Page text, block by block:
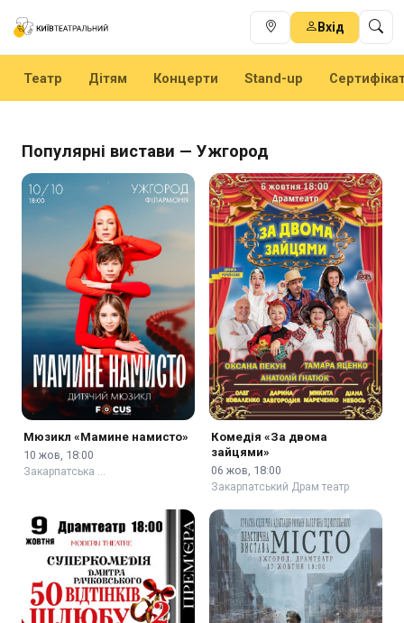
Вхід
Театр Дітям Концерти Stand-up
Популярні вистави — Ужгород
Мюзикл «Мамине намисто»
10 жов, 18:00
Закарпатська …
Комедія «За двома
зайцями»
06 жов, 18:00
Закарпатський Драм театр